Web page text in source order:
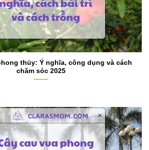
thủy: Ý nghĩa, công dụng và cách
chăm sóc 2025